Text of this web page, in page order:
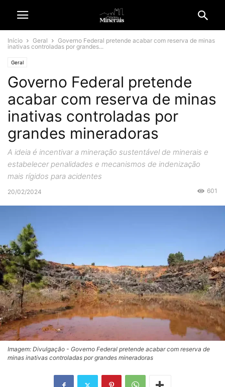
Início Geral
Governo Federal pretende acabar com reserva de minas
inativas controladas por grandes...
Geral
Governo Federal pretende
acabar com reserva de minas
inativas controladas por
grandes mineradoras
A ideia é incentivar a mineração sustentável de minerais e
estabelecer penalidades e mecanismos de indenização
mais rígidos para acidentes
20/02/2024 601
Imagem: Divulgação - Governo Federal pretende acabar com reserva de
minas inativas controladas por grandes mineradoras